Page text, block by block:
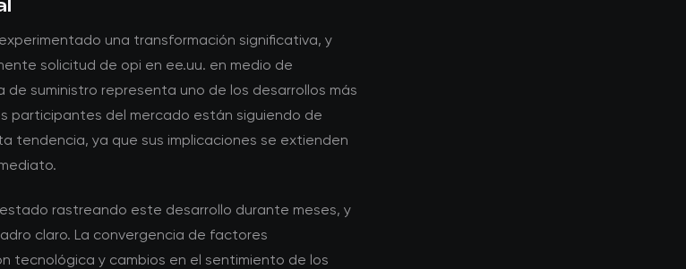
una transformación significativa, y
solicitud de opi en ee.uu. en medio de
suministro representa uno de los desarrollos más
participantes del mercado están siguiendo de
tendencia, ya que sus implicaciones se extienden
rastreando este desarrollo durante meses, y
claro. La convergencia de factores
tecnológica y cambios en el sentimiento de los